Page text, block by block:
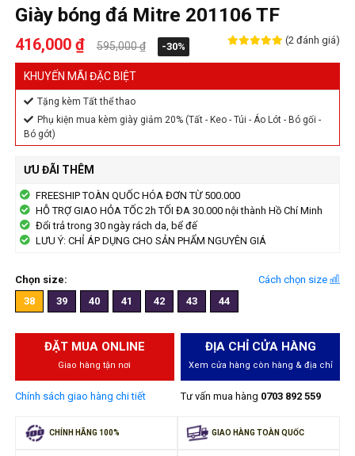
Giày bóng đá Mitre 201106 TF
416,000 ₫ 595,000 ₫ -30%
(2 đánh giá)
KHUYẾN MÃI ĐẶC BIỆT
Tặng kèm Tất thể thao
Phụ kiện mua kèm giày giảm 20% (Tất - Keo - Túi - Áo Lót - Bó gối -
Bó gót)
ƯU ĐÃI THÊM
FREESHIP TOÀN QUỐC HÓA ĐƠN TỪ 500.000
HỖ TRỢ GIAO HỎA TỐC 2h TỐI ĐA 30.000 nội thành Hồ Chí Minh
Đổi trả trong 30 ngày rách da, bể đế
LƯU Ý: CHỈ ÁP DỤNG CHO SẢN PHẨM NGUYÊN GIÁ
Chọn size:
Cách chọn size
38
39 40 41 42 43 44
ĐẶT MUA ONLINE
Giao hàng tận nơi
Chính sách giao hàng chi tiết
ĐỊA CHỈ CỬA HÀNG
Xem cửa hàng còn hàng & địa chỉ
Tư vấn mua hàng 0703 892 559
CHÍNH HÃNG 100% GIAO HÀNG TOÀN QUỐC